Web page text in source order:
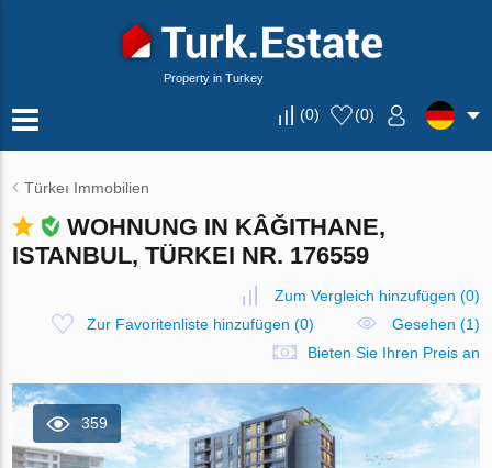
Property in Turkey
(0) (0)
Türkeı Immobilien
WOHNUNG IN KÂĞITHANE,
ISTANBUL, TÜRKEI NR. 176559
Zum Vergleich hinzufügen (0)
Zur Favoritenliste hinzufügen (0)
Gesehen (1)
Bieten Sie Ihren Preis an
359